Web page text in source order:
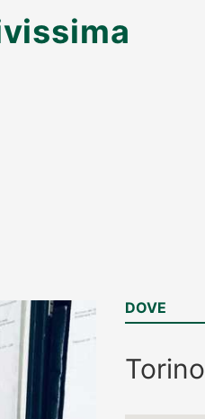
DOVE
Torino